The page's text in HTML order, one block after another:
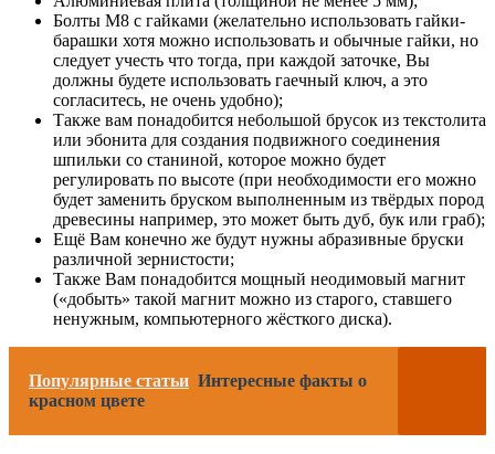
Болты М8 с гайками (желательно использовать гайки-
барашки хотя можно использовать и обычные гайки, но
следует учесть что тогда, при каждой заточке, Вы
должны будете использовать гаечный ключ, а это
согласитесь, не очень удобно);
Также вам понадобится небольшой брусок из текстолита
или эбонита для создания подвижного соединения
шпильки со станиной, которое можно будет
регулировать по высоте (при необходимости его можно
будет заменить бруском выполненным из твёрдых пород
древесины например, это может быть дуб, бук или граб);
Ещё Вам конечно же будут нужны абразивные бруски
различной зернистости;
Также Вам понадобится мощный неодимовый магнит
(«добыть» такой магнит можно из старого, ставшего
ненужным, компьютерного жёсткого диска).
Популярные статьи Интересные факты о
красном цвете